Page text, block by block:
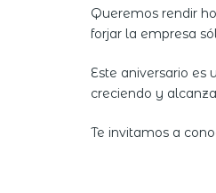
Queremos rendir
forjar la empresa
Este aniversario es
creciendo y
Te invitamos a